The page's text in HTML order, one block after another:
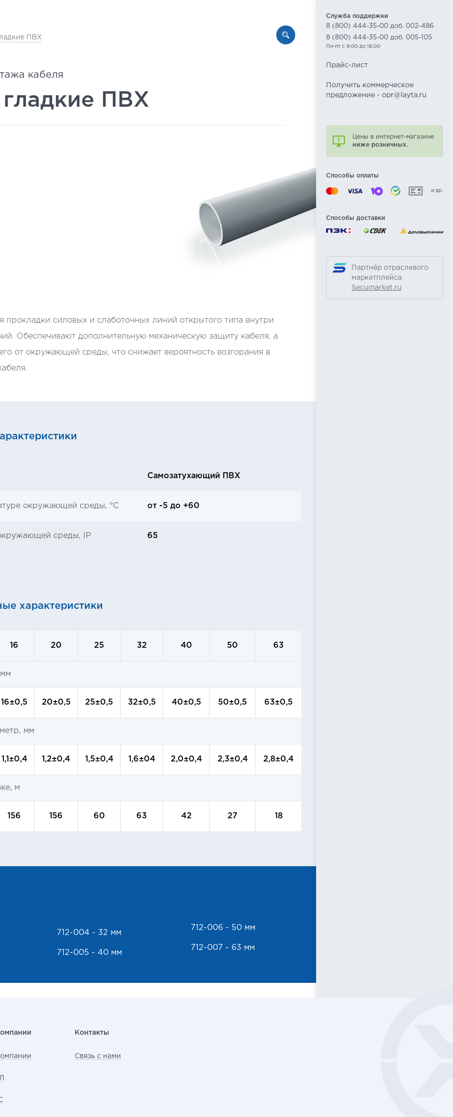
ПВХ
кабеля
ПВХ
прокладки силовых и слаботочных линий открытого типа внутри
Обеспечивают дополнительную механическую защиту кабеля, а
от окружающей среды, что снижает вероятность возгорания в
Самозатухающий ПВХ
окружающей среды, °C от -5 до +60
среды, IP 65
характеристики
16 20 25 32 40 50 63
16±0,5 20±0,5 25±0,5 32±0,5 40±0,5 50±0,5 63±0,5
мм
1,1±0,4 1,2±0,4 1,5±0,4 1,6±04 2,0±0,4 2,3±0,4 2,8±0,4
м
156 156 60 63 42 27 18
712-004 - 32 мм
712-005 - 40 мм
712-006 - 50 мм
712-007 - 63 мм
Служба поддержки
8 (800) 444-35-00 доб. 002-486
8 (800) 444-35-00 доб. 005-105
Пн-пт с 9:00 до 18:00
Прайс-лист
Получить коммерческое
предложение - opr@layta.ru
Цены в интернет-магазине
ниже розничных.
Способы оплаты
и др.
Способы доставки
Партнёр отраслевого
маркетплейса
Secumarket.ru
Контакты
Связь с нами